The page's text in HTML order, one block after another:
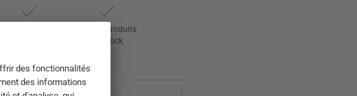
24 000 produits
en stock